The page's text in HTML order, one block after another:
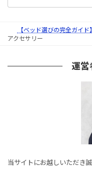
索:
【ベッド選びの完全ガイ
アクセサリー
運営
当サイトにお越しいただき